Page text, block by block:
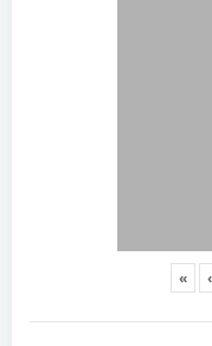
« ‹